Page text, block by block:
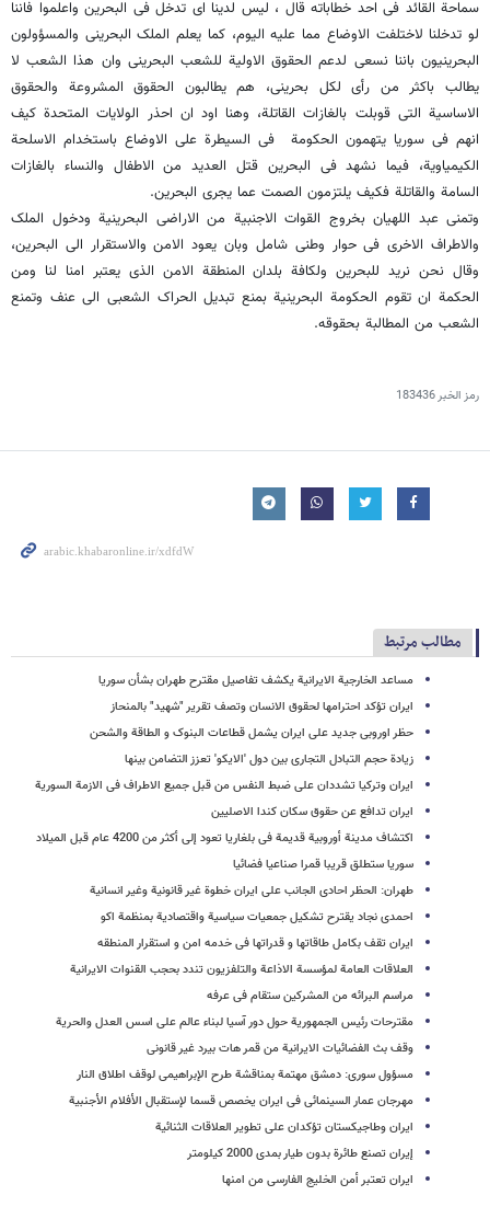
سماحة القائد فی احد خطاباته قال ، لیس لدینا ای تدخل فی البحرین واعلموا فاننا
لو تدخلنا لاختلفت الاوضاع مما علیه الیوم، کما یعلم الملک البحرینی والمسؤولون
البحرینیون باننا نسعى لدعم الحقوق الاولیة للشعب البحرینی وان هذا الشعب لا
یطالب باکثر من رأی لکل بحرینی، هم یطالبون الحقوق المشروعة والحقوق
الاساسیة التی قوبلت بالغازات القاتلة، وهنا اود ان احذر الولایات المتحدة کیف
انهم فی سوریا یتهمون الحکومة فی السیطرة على الاوضاع باستخدام الاسلحة
الکیمیاویة، فیما نشهد فی البحرین قتل العدید من الاطفال والنساء بالغازات
السامة والقاتلة فکیف یلتزمون الصمت عما یجری البحرین.
وتمنى عبد اللهیان بخروج القوات الاجنبیة من الاراضی البحرینیة ودخول الملک
والاطراف الاخرى فی حوار وطنی شامل وبان یعود الامن والاستقرار الى البحرین،
وقال نحن نرید للبحرین ولکافة بلدان المنطقة الامن الذی یعتبر امنا لنا ومن
الحکمة ان تقوم الحکومة البحرینیة بمنع تبدیل الحراک الشعبی الى عنف وتمنع
الشعب من المطالبة بحقوقه.
رمز الخبر183436
مطالب مرتبط
مساعد الخارجیة الایرانیة یکشف تفاصیل مقترح طهران بشأن سوریا
ایران تؤکد احترامها لحقوق الانسان وتصف تقریر "شهید" بالمنحاز
حظر اوروبی جدید على ایران یشمل قطاعات البنوک و الطاقة والشحن
زیادة حجم التبادل التجاری بین دول 'الایکو' تعزز التضامن بینها
ایران وترکیا تشددان علی ضبط النفس من قبل جمیع الاطراف فی الازمة السوریة
ایران تدافع عن حقوق سکان کندا الاصلیین
اکتشاف مدینة أوروبیة قدیمة فی بلغاریا تعود إلى أکثر من 4200 عام قبل المیلاد
سوریا ستطلق قریبا قمرا صناعیا فضائیا
طهران: الحظر احادی الجانب على ایران خطوة غیر قانونیة وغیر انسانیة
احمدی نجاد یقترح تشکیل جمعیات سیاسیة واقتصادیة بمنظمة اکو
ایران تقف بکامل طاقاتها و قدراتها فی خدمه امن و استقرار المنطقه
العلاقات العامة لمؤسسة الاذاعة والتلفزیون تندد بحجب القنوات الایرانیة
مراسم البرائه من المشرکین ستقام فی عرفه
مقترحات رئیس الجمهوریة حول دور آسیا لبناء عالم علی اسس العدل والحریة
وقف بث الفضائیات الایرانیة من قمر هات بیرد غیر قانونی
مسؤول سوری: دمشق مهتمة بمناقشة طرح الإبراهیمی لوقف اطلاق النار
مهرجان عمار السینمائی فی ایران یخصص قسما لإستقبال الأفلام الأجنبیة
ایران وطاجیکستان تؤکدان على تطویر العلاقات الثنائیة
إیران تصنع طائرة بدون طیار بمدى 2000 کیلومتر
ایران تعتبر أمن الخلیج الفارسی من امنها